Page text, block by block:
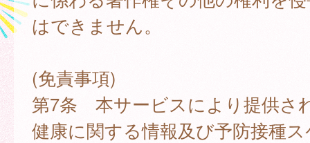
はできません。
(免責事項)
第7条 本サービスにより提供さ
健康に関する情報及び予防接種